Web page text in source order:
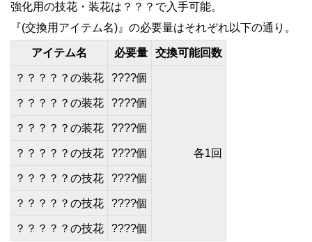
強化用の技花・装花は？？？で入手可能。
『(交換用アイテム名)』の必要量はそれぞれ以下の通り。
アイテム名 必要量 交換可能回数
？？？？？の装花 ????個
各1回
？？？？？の装花 ????個
？？？？？の装花 ????個
？？？？？の技花 ????個
？？？？？の技花 ????個
？？？？？の技花 ????個
？？？？？の技花 ????個